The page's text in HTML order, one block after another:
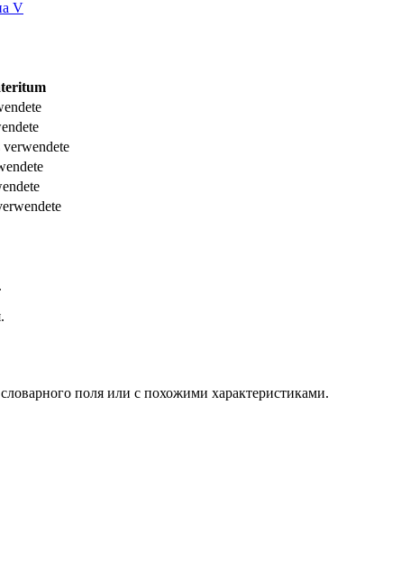
V
verwendete
поля или с похожими характеристиками.